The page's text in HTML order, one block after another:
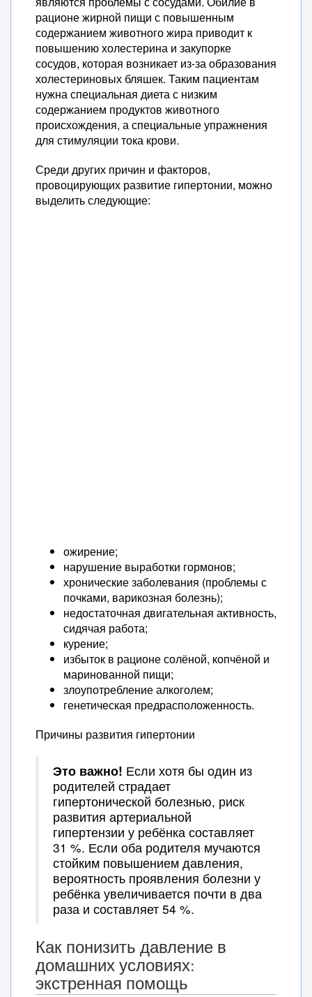
рационе жирной пищи с повышенным
содержанием животного жира приводит к
повышению холестерина и закупорке
сосудов, которая возникает из-за образования
холестериновых бляшек. Таким пациентам
нужна специальная диета с низким
содержанием продуктов животного
происхождения, а специальные упражнения
для стимуляции тока крови.
Среди других причин и факторов,
провоцирующих развитие гипертонии, можно
выделить следующие:
ожирение;
нарушение выработки гормонов;
хронические заболевания (проблемы с
почками, варикозная болезнь);
недостаточная двигательная активность,
сидячая работа;
курение;
избыток в рационе солёной, копчёной и
маринованной пищи;
злоупотребление алкоголем;
генетическая предрасположенность.
Причины развития гипертонии
Это важно! Если хотя бы один из
родителей страдает
гипертонической болезнью, риск
развития артериальной
гипертензии у ребёнка составляет
31 %. Если оба родителя мучаются
стойким повышением давления,
вероятность проявления болезни у
ребёнка увеличивается почти в два
раза и составляет 54 %.
Как понизить давление в
домашних условиях:
экстренная помощь